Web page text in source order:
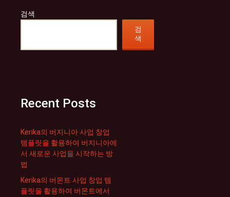
검색
검
색
Recent Posts
Kerika의 버지니아 사업 창업
템플릿을 활용하여 버지니아에
서 새로운 사업을 시작하는 방
법
Kerika의 버몬트 사업 창업 템
플릿을 활용하여 버몬트에서